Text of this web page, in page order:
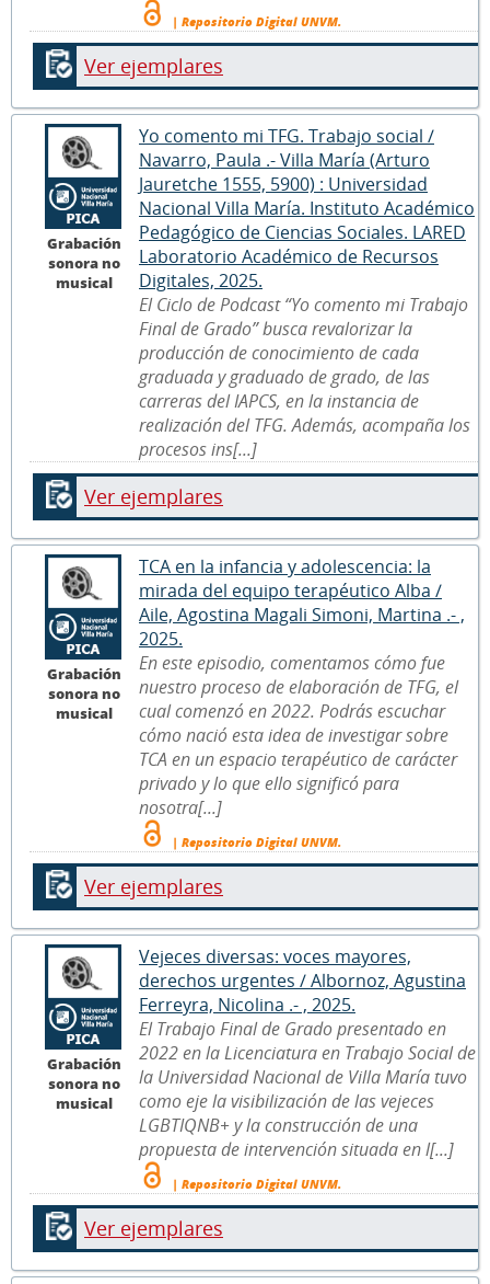
| Repositorio Digital UNVM.
Ver ejemplares
Grabación
sonora no
musical
Yo comento mi TFG. Trabajo social /
Navarro, Paula .- Villa María (Arturo
Jauretche 1555, 5900) : Universidad
Nacional Villa María. Instituto Académico
Pedagógico de Ciencias Sociales. LARED
Laboratorio Académico de Recursos
Digitales, 2025.
El Ciclo de Podcast “Yo comento mi Trabajo
Final de Grado” busca revalorizar la
producción de conocimiento de cada
graduada y graduado de grado, de las
carreras del IAPCS, en la instancia de
realización del TFG. Además, acompaña los
procesos ins[...]
Ver ejemplares
Grabación
sonora no
musical
TCA en la infancia y adolescencia: la
mirada del equipo terapéutico Alba /
Aile, Agostina Magali Simoni, Martina .- ,
2025.
En este episodio, comentamos cómo fue
nuestro proceso de elaboración de TFG, el
cual comenzó en 2022. Podrás escuchar
cómo nació esta idea de investigar sobre
TCA en un espacio terapéutico de carácter
privado y lo que ello significó para
nosotra[...]
| Repositorio Digital UNVM.
Ver ejemplares
Grabación
sonora no
musical
Vejeces diversas: voces mayores,
derechos urgentes / Albornoz, Agustina
Ferreyra, Nicolina .- , 2025.
El Trabajo Final de Grado presentado en
2022 en la Licenciatura en Trabajo Social de
la Universidad Nacional de Villa María tuvo
como eje la visibilización de las vejeces
LGBTIQNB+ y la construcción de una
propuesta de intervención situada en l[...]
| Repositorio Digital UNVM.
Ver ejemplares